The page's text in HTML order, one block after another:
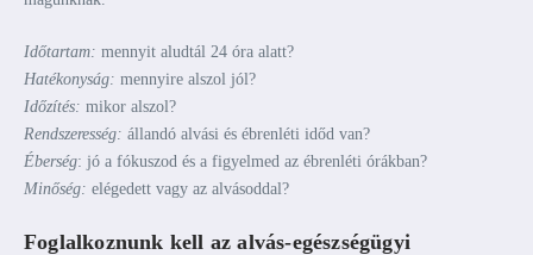
Időtartam: mennyit aludtál 24 óra alatt?
Hatékonyság: mennyire alszol jól?
Időzítés: mikor alszol?
Rendszeresség: állandó alvási és ébrenléti időd van?
Éberség: jó a fókuszod és a figyelmed az ébrenléti órákban?
Minőség: elégedett vagy az alvásoddal?
Foglalkoznunk kell az alvás-egészségügyi